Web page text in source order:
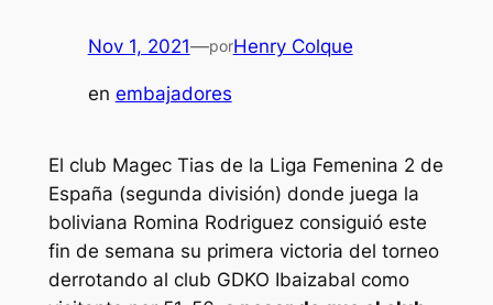
Nov 1, 2021—porHenry Colque
en embajadores
El club Magec Tias de la Liga Femenina 2 de
España (segunda división) donde juega la
boliviana Romina Rodriguez consiguió este
fin de semana su primera victoria del torneo
derrotando al club GDKO Ibaizabal como